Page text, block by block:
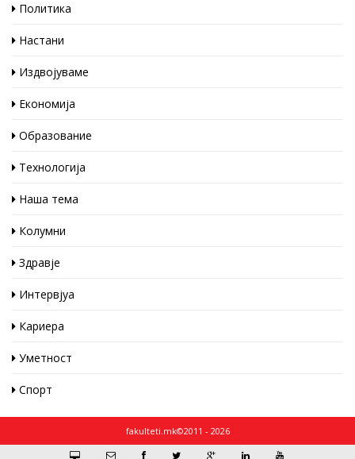
Политика
Настани
Издвојуваме
Економија
Образование
Технологија
Наша тема
Колумни
Здравје
Интервјуа
Кариера
Уметност
Спорт
fakulteti.mk©2011 - 2026